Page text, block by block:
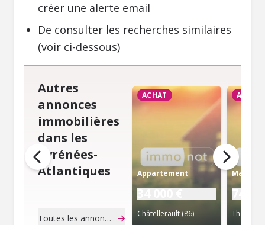
créer une alerte email
De consulter les recherches similaires
(voir ci-dessous)
Autres
annonces
immobilières
dans les
Pyrénées-
Atlantiques
Toutes les annonces de notaire
ACHAT
Appartement
Châtellerault (86)
ACHAT
Maison
Thouars